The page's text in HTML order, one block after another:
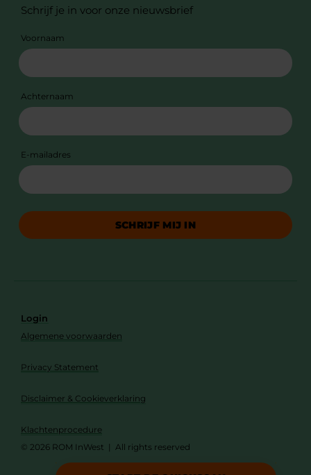
Schrijf je in voor onze nieuwsbrief
Voornaam
Achternaam
E-mailadres
SCHRIJF MIJ IN
Login
Algemene voorwaarden
Privacy Statement
Disclaimer & Cookieverklaring
Klachtenprocedure
© 2026 ROM InWest | All rights reserved